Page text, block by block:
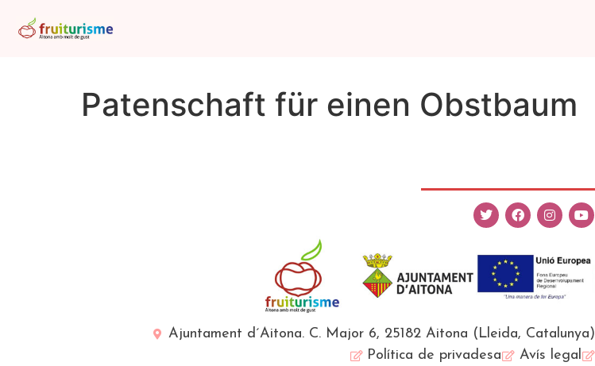
Patenschaft für einen Obstbaum
Ajuntament d´Aitona. C. Major 6, 25182 Aitona (Lleida, Catalunya)
Política de privadesa
Avís legal